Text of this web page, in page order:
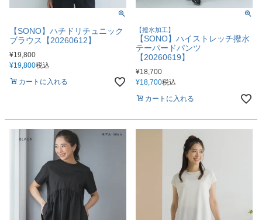
【SONO】ハチドリチュニック
ブラウス【20260612】
¥19,800
¥19,800税込
カートに入れる
【撥水加工】
【SONO】ハイストレッチ撥水
テーパードパンツ
【20260619】
¥18,700
¥18,700税込
カートに入れる